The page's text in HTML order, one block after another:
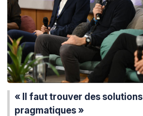
« Il faut trouver des solutions
pragmatiques »